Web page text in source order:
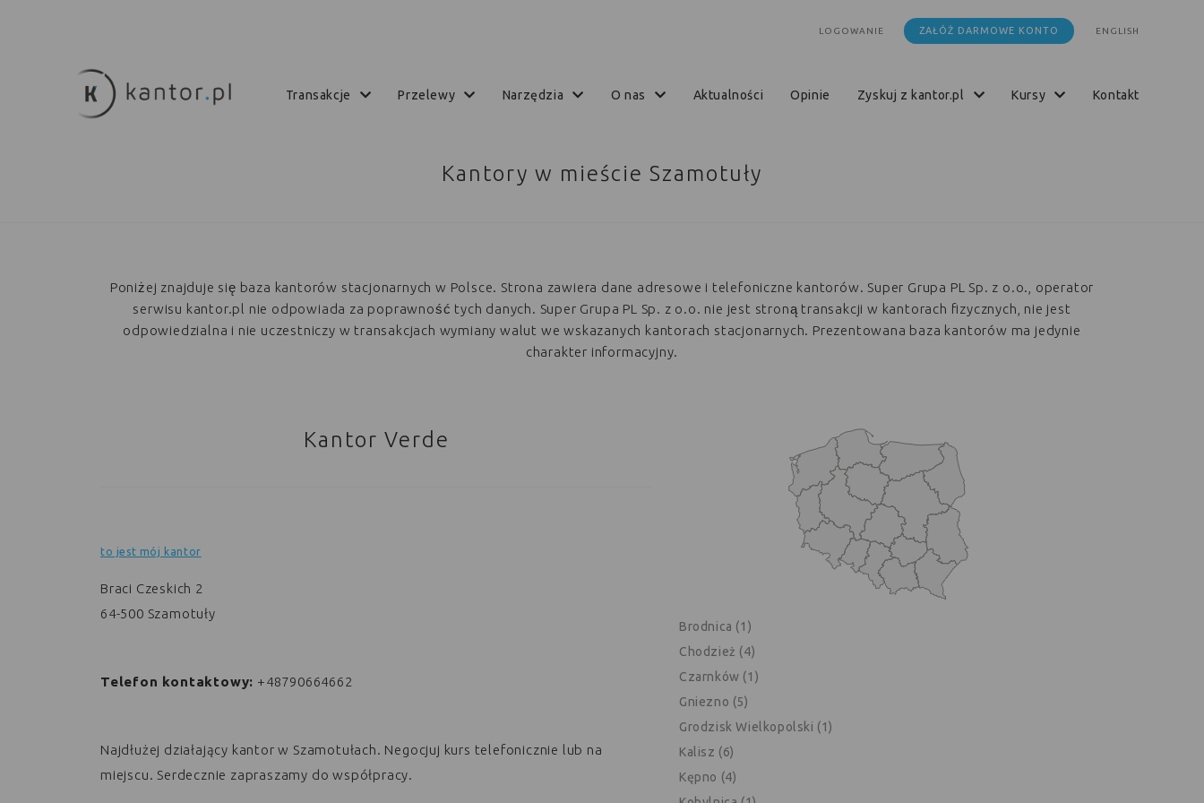
LOGOWANIE ZAŁÓŻ DARMOWE KONTO ENGLISH
transakcje przelewy narzędzia o nas aktualności opinie zyskuj z kantor.pl kursy kontakt
Kantory w mieście Szamotuły
Poniżej znajduje się baza kantorów stacjonarnych w Polsce. Strona zawiera dane adresowe i telefoniczne kantorów. Super Grupa PL Sp. z o.o., operator
serwisu kantor.pl nie odpowiada za poprawność tych danych. Super Grupa PL Sp. z o.o. nie jest stroną transakcji w kantorach fizycznych, nie jest
odpowiedzialna i nie uczestniczy w transakcjach wymiany walut we wskazanych kantorach stacjonarnych. Prezentowana baza kantorów ma jedynie
charakter informacyjny.
Kantor Verde
to jest mój kantor
Braci Czeskich 2
64-500 Szamotuły
Telefon kontaktowy: +48790664662
Najdłużej działający kantor w Szamotułach. Negocjuj kurs telefonicznie lub na
miejscu. Serdecznie zapraszamy do współpracy.
Brodnica (1)
Chodzież (4)
Czarnków (1)
Gniezno (5)
Grodzisk Wielkopolski (1)
Kalisz (6)
Kępno (4)